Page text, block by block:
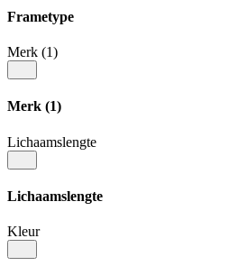
Frametype
Merk (1)
Merk (1)
Lichaamslengte
Lichaamslengte
Kleur